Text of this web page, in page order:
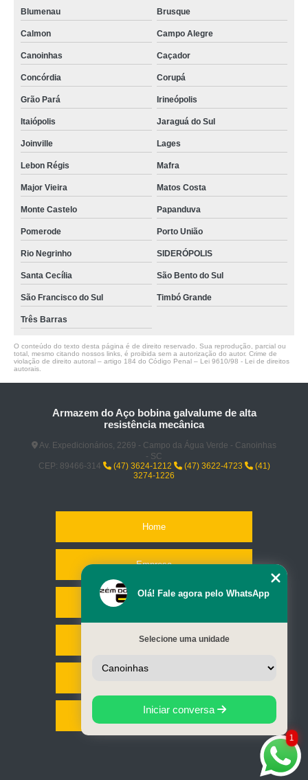
Blumenau Brusque
Calmon Campo Alegre
Canoinhas Caçador
Concórdia Corupá
Grão Pará Irineópolis
Itaiópolis Jaraguá do Sul
Joinville Lages
Lebon Régis Mafra
Major Vieira Matos Costa
Monte Castelo Papanduva
Pomerode Porto União
Rio Negrinho SIDERÓPOLIS
Santa Cecília São Bento do Sul
São Francisco do Sul Timbó Grande
Três Barras
O conteúdo do texto desta página é de direito reservado. Sua reprodução, parcial ou
total, mesmo citando nossos links, é proibida sem a autorização do autor. Crime de
violação de direito autoral – artigo 184 do Código Penal – Lei 9610/98 - Lei de direitos
autorais
Armazem do Aço bobina galvalume de alta
resistência mecânica
Av. Expedicionários, 2269 - Campo da Água Verde - Canoinhas
- SC
CEP: 89466-314
(47) 3624-1212 (47) 3622-4723
(41)
3274-1226
Home
Empresa
Serviços
Mapa do site
1
Olá! Fale agora pelo WhatsApp
Selecione uma unidade
Iniciar conversa